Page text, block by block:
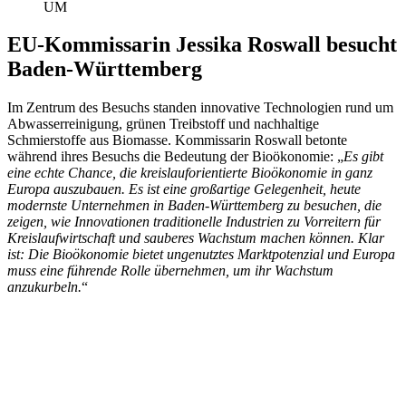
UM
EU-Kommissarin Jessika Roswall besucht
Baden-Württemberg
Im Zentrum des Besuchs standen innovative Technologien rund um
Abwasserreinigung, grünen Treibstoff und nachhaltige
Schmierstoffe aus Biomasse. Kommissarin Roswall betonte
während ihres Besuchs die Bedeutung der Bioökonomie: „Es gibt
eine echte Chance, die kreislauforientierte Bioökonomie in ganz
Europa auszubauen. Es ist eine großartige Gelegenheit, heute
modernste Unternehmen in Baden-Württemberg zu besuchen, die
zeigen, wie Innovationen traditionelle Industrien zu Vorreitern für
Kreislaufwirtschaft und sauberes Wachstum machen können. Klar
ist: Die Bioökonomie bietet ungenutztes Marktpotenzial und Europa
muss eine führende Rolle übernehmen, um ihr Wachstum
anzukurbeln.“